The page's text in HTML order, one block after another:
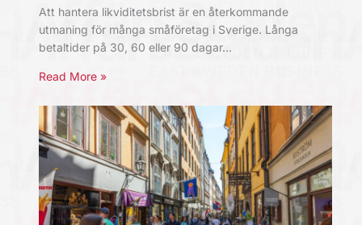
Att hantera likviditetsbrist är en återkommande
utmaning för många småföretag i Sverige. Långa
betaltider på 30, 60 eller 90 dagar…
Read More »